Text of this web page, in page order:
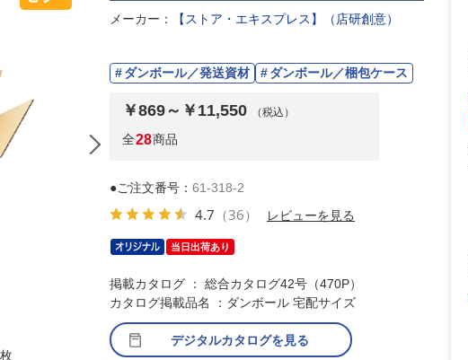
(1)A5・24.6×16.6×16.2cm【60サイズ】10枚
メーカー： 【ストア・エキスプレス】（店研創意）
ダンボール／発送資材 ダンボール／梱包ケース
￥869～￥11,550 （税込）
全28商品
●ご注文番号： 61-318-2
4.7 （36） レビューを見る
当日出荷あり
掲載カタログ ： 総合カタログ42号（470P）
デジタルカタログを見る
カタログ掲載品名 ：ダンボール 宅配サイズ